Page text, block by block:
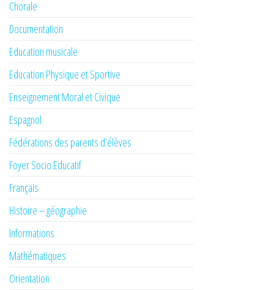
Chorale
Documentation
Education musicale
Education Physique et Sportive
Enseignement Moral et Civique
Espagnol
Fédérations des parents d’élèves
Foyer Socio Educatif
Français
Histoire – géographie
Informations
Mathématiques
Orientation